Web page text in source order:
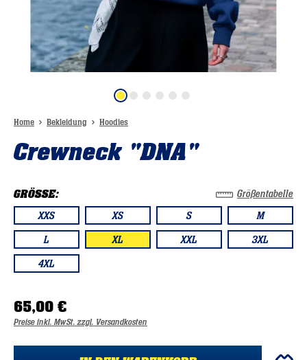
Home Bekleidung Hoodies
Crewneck "DNA"
GRÖSSE: Größentabelle
XXS XS S M
L XL XXL 3XL
4XL
65,00 €
Preise inkl. MwSt. zzgl. Versandkosten